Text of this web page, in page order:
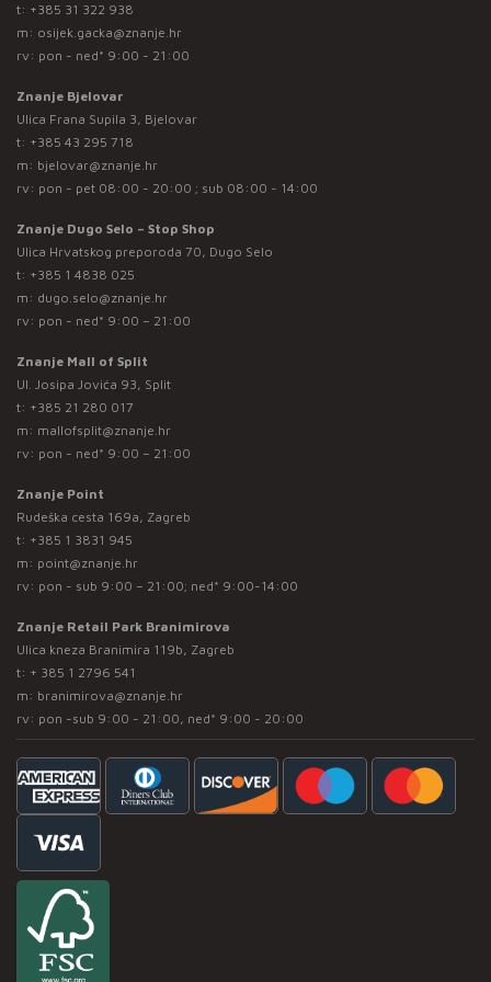
t: +385 31 322 938
m: osijek.gacka@znanje.hr
rv: pon - ned* 9:00 - 21:00
Znanje Bjelovar
Ulica Frana Supila 3, Bjelovar
t: +385 43 295 718
m: bjelovar@znanje.hr
rv: pon - pet 08:00 - 20:00 ; sub 08:00 - 14:00
Znanje Dugo Selo – Stop Shop
Ulica Hrvatskog preporoda 70, Dugo Selo
t: +385 1 4838 025
m: dugo.selo@znanje.hr
rv: pon - ned* 9:00 – 21:00
Znanje Mall of Split
Ul. Josipa Jovića 93, Split
t: +385 21 280 017
m: mallofsplit@znanje.hr
rv: pon - ned* 9:00 – 21:00
Znanje Point
Rudeška cesta 169a, Zagreb
t: +385 1 3831 945
m: point@znanje.hr
rv: pon - sub 9:00 – 21:00; ned* 9:00-14:00
Znanje Retail Park Branimirova
Ulica kneza Branimira 119b, Zagreb
t: + 385 1 2796 541
m: branimirova@znanje.hr
rv: pon -sub 9:00 - 21:00, ned* 9:00 - 20:00